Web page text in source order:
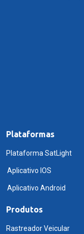
Plataformas
Plataforma SatLight
Aplicativo IOS
Aplicativo Android
Produtos
Rastreador Veicular